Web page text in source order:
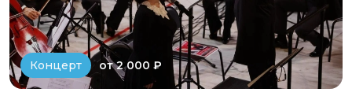
Концерт от 2 000 ₽